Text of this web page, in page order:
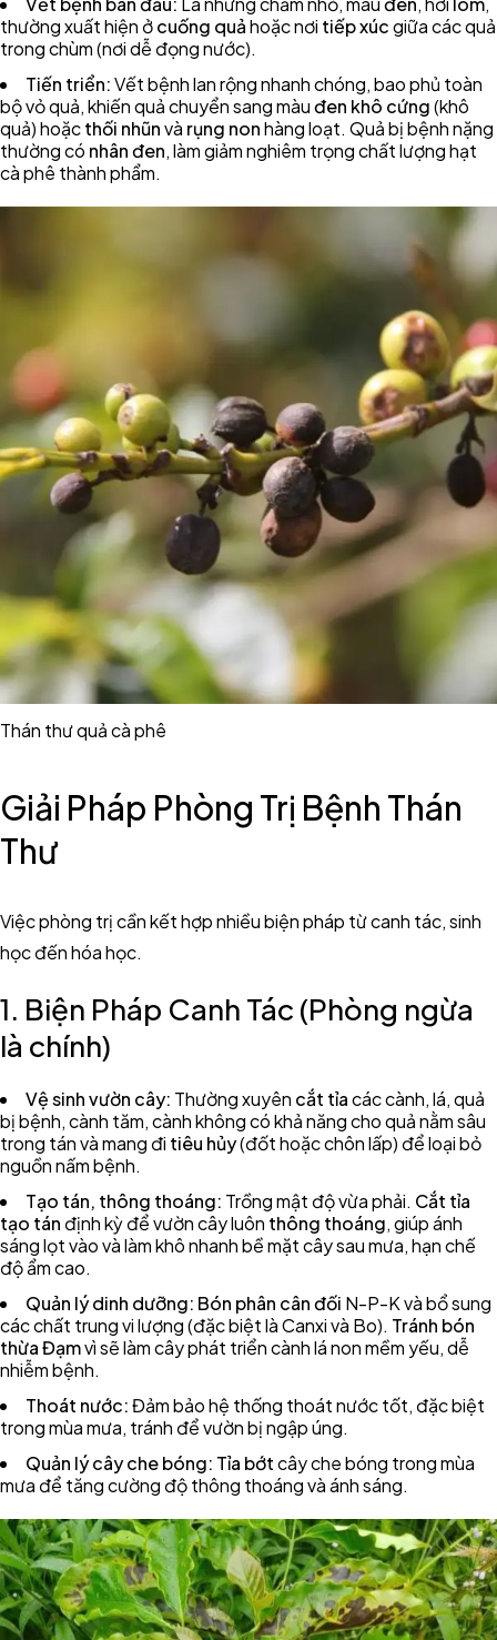
thường xuất hiện ởcuống quảhoặc nơi tiếp xúcgiữa các quả
trong chùm (nơi dễ đọng nước).
Tiến triển:Vết bệnh lan rộng nhanh chóng, bao phủ toàn
bộ vỏ quả, khiến quả chuyển sang màuđen khô cứng(khô
quả) hoặcthối nhũnvà rụng nonhàng loạt. Quả bị bệnh nặng
thường có nhân đen, làm giảm nghiêm trọng chất lượng hạt
cà phê thành phẩm.
Thán thư quả cà phê
Giải Pháp Phòng Trị Bệnh Thán
Thư
Việc phòng trị cần kết hợp nhiều biện pháp từ canh tác, sinh
học đến hóa học.
1. Biện Pháp Canh Tác (Phòng ngừa
là chính)
Vệ sinh vườn cây: Thường xuyên cắt tỉacác cành, lá, quả
bị bệnh, cành tăm, cành không có khả năng cho quả nằm sâu
trong tán và mang đi tiêu hủy(đốt hoặc chôn lấp) để loại bỏ
nguồn nấm bệnh.
Tạo tán, thông thoáng: Trồng mật độ vừa phải. Cắt tỉa
tạo tán định kỳ để vườn cây luôn thông thoáng, giúp ánh
sáng lọt vào và làm khô nhanh bề mặt cây sau mưa, hạn chế
độ ẩm cao.
Quản lý dinh dưỡng: Bón phân cân đối N-P-K và bổ sung
các chất trung vi lượng (đặc biệt là Canxi và Bo). Tránh bón
thừa Đạmvì sẽ làm cây phát triển cành lá non mềm yếu, dễ
nhiễm bệnh.
Thoát nước:Đảm bảo hệ thống thoát nước tốt, đặc biệt
trong mùa mưa, tránh để vườn bị ngập úng.
Quản lý cây che bóng: Tỉa bớtcây che bóng trong mùa
mưa để tăng cường độ thông thoáng và ánh sáng.